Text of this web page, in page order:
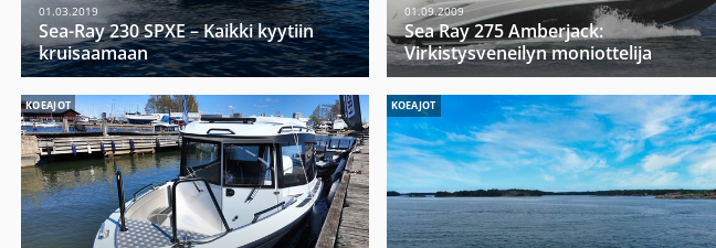
01.03.2019
Sea-Ray 230 SPXE – Kaikki kyytiin
kruisaamaan
01.09.2009
Sea Ray 275 Amberjack:
Virkistysveneilyn moniottelija
KOEAJOT KOEAJOT